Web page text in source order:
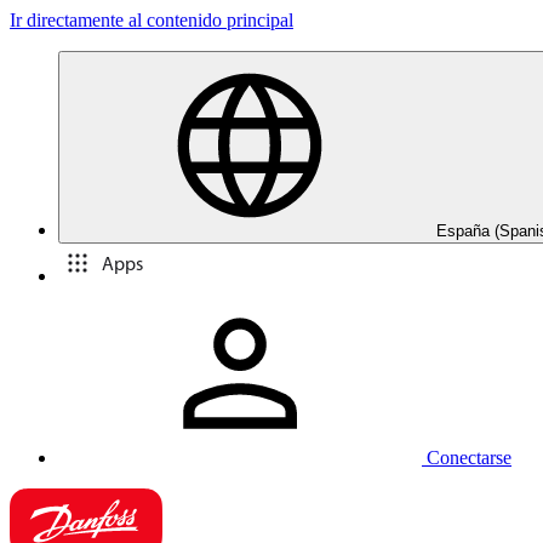
Ir directamente al contenido principal
España
Apps
Conectarse